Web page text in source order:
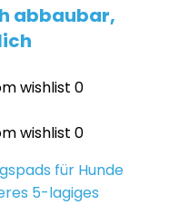
abbaubar,
wishlist 0
wishlist 0